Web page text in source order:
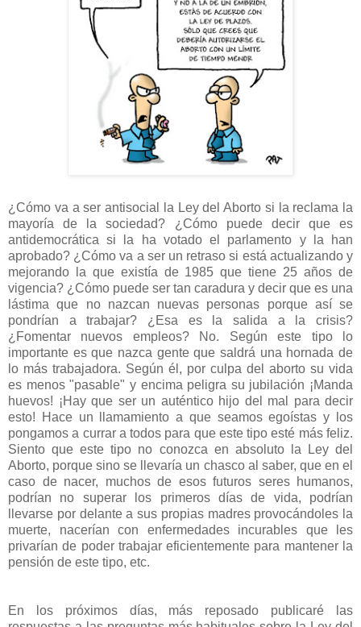
¿Cómo va a ser antisocial la Ley del Aborto si la reclama la
mayoría de la sociedad? ¿Cómo puede decir que es
antidemocrática si la ha votado el parlamento y la han
aprobado? ¿Cómo va a ser un retraso si está actualizando y
mejorando la que existía de 1985 que tiene 25 años de
vigencia? ¿Cómo puede ser tan caradura y decir que es una
lástima que no nazcan nuevas personas porque así se
pondrían a trabajar? ¿Esa es la salida a la crisis?
¿Fomentar nuevos empleos? No. Según este tipo lo
importante es que nazca gente que saldrá una hornada de
lo más trabajadora. Según él, por culpa del aborto su vida
es menos "pasable" y encima peligra su jubilación ¡Manda
huevos! ¡Hay que ser un auténtico hijo del mal para decir
esto! Hace un llamamiento a que seamos egoístas y los
pongamos a currar a todos para que este tipo esté más feliz.
Siento que este tipo no conozca en absoluto la Ley del
Aborto, porque sino se llevaría un chasco al saber, que en el
caso de nacer, muchos de esos futuros seres humanos,
podrían no superar los primeros días de vida, podrían
llevarse por delante a sus propias madres provocándoles la
muerte, nacerían con enfermedades incurables que les
privarían de poder trabajar eficientemente para mantener la
pensión de este tipo, etc.
En los próximos días, más reposado publicaré las